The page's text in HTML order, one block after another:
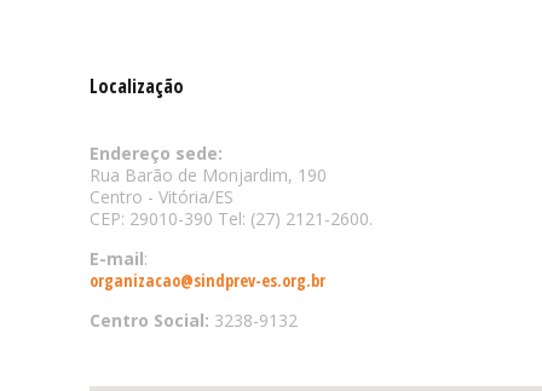
Localização
Endereço sede:
Rua Barão de Monjardim, 190
Centro - Vitória/ES
CEP: 29010-390 Tel: (27) 2121-2600.
E-mail:
organizacao@sindprev-es.org.br
Centro Social: 3238-9132